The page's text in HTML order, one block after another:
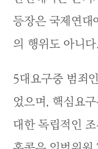
등장은 국제연대
의 행위도 아니다.
5대요구중 범죄
었으며, 핵심요
대한 독립적인